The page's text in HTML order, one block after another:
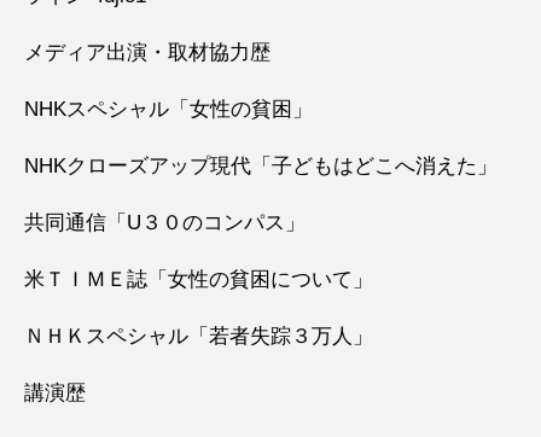
メディア出演・取材協力歴
NHKスペシャル「女性の貧困」
NHKクローズアップ現代「子どもはどこへ消えた」
共同通信「U３０のコンパス」
米ＴＩＭＥ誌「女性の貧困について」
ＮＨＫスペシャル「若者失踪３万人」
講演歴